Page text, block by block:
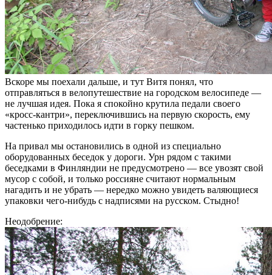
Вскоре мы поехали дальше, и тут Витя понял, что
отправляться в велопутешествие на городском велосипеде —
не лучшая идея. Пока я спокойно крутила педали своего
«кросс-кантри», переключившись на первую скорость, ему
частенько приходилось идти в горку пешком.
На привал мы остановились в одной из специально
оборудованных беседок у дороги. Урн рядом с такими
беседками в Финляндии не предусмотрено — все увозят свой
мусор с собой, и только россияне считают нормальным
нагадить и не убрать — нередко можно увидеть валяющиеся
упаковки чего-нибудь с надписями на русском. Стыдно!
Неодобрение: